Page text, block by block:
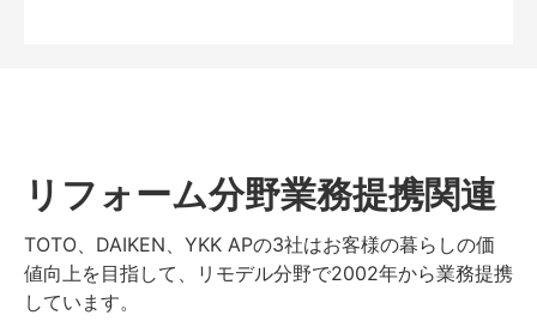
リフォーム分野業務提携関連
TOTO、DAIKEN、YKK APの3社はお客様の暮らしの価
値向上を目指して、リモデル分野で2002年から業務提携
しています。